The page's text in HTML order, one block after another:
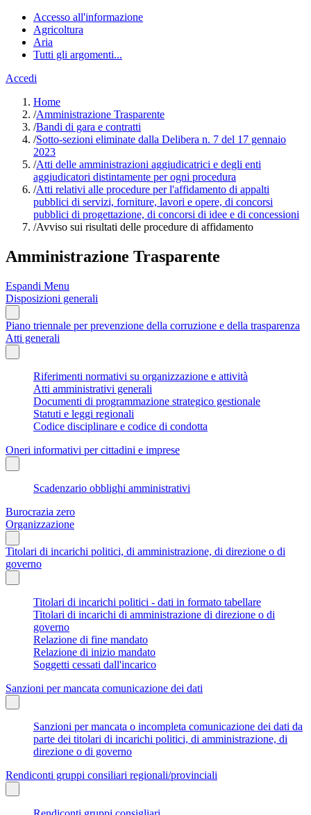
Accesso all'informazione
Agricoltura
Aria
Tutti gli argomenti...
Accedi
Home
/Amministrazione Trasparente
/Bandi di gara e contratti
/Sotto-sezioni eliminate dalla Delibera n. 7 del 17 gennaio
2023
/Atti delle amministrazioni aggiudicatrici e degli enti
aggiudicatori distintamente per ogni procedura
/Atti relativi alle procedure per l'affidamento di appalti
pubblici di servizi, forniture, lavori e opere, di concorsi
pubblici di progettazione, di concorsi di idee e di concessioni
/Avviso sui risultati delle procedure di affidamento
Amministrazione Trasparente
Espandi Menu
Disposizioni generali
Piano triennale per prevenzione della corruzione e della trasparenza
Atti generali
Riferimenti normativi su organizzazione e attività
Atti amministrativi generali
Documenti di programmazione strategico gestionale
Statuti e leggi regionali
Codice disciplinare e codice di condotta
Oneri informativi per cittadini e imprese
Scadenzario obblighi amministrativi
Burocrazia zero
Organizzazione
Titolari di incarichi politici, di amministrazione, di direzione o di
governo
Titolari di incarichi politici - dati in formato tabellare
Titolari di incarichi di amministrazione di direzione o di
governo
Relazione di fine mandato
Relazione di inizio mandato
Soggetti cessati dall'incarico
Sanzioni per mancata comunicazione dei dati
Sanzioni per mancata o incompleta comunicazione dei dati da
parte dei titolari di incarichi politici, di amministrazione, di
direzione o di governo
Rendiconti gruppi consiliari regionali/provinciali